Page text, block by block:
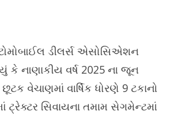
ડીલર્સ એસોસિએશન
કે નાણાકીય વર્ષ 2025 ના જૂન
છૂટક વેચાણમાં વાર્ષિક ધોરણે 9 ટકાનો
ટ્રેક્ટર સિવાયના તમામ સેગમેન્ટમાં